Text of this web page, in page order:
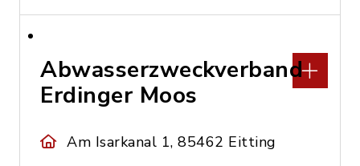
Abwasserzweckverband
Erdinger Moos
Am Isarkanal 1, 85462 Eitting